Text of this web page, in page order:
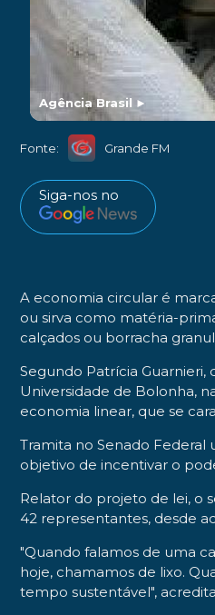
Agência Brasil ►
Fonte: Grande FM
Siga-nos no
A economia circular é
ou sirva como matéria-
calçados ou borracha
Segundo Patrícia
Universidade de Bolonha,
economia linear, que se
Tramita no Senado Federal
objetivo de incentivar o
Relator do projeto de lei, o
42 representantes, desde
"Quando falamos de uma
hoje, chamamos de lixo.
tempo sustentável",